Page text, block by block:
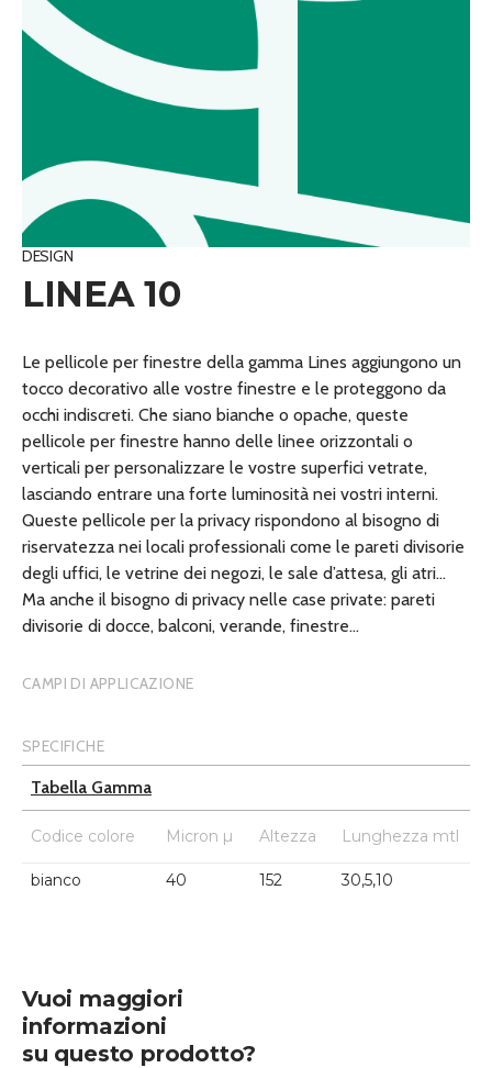
DESIGN
LINEA 10
Le pellicole per finestre della gamma Lines aggiungono un
tocco decorativo alle vostre finestre e le proteggono da
occhi indiscreti. Che siano bianche o opache, queste
pellicole per finestre hanno delle linee orizzontali o
verticali per personalizzare le vostre superfici vetrate,
lasciando entrare una forte luminosità nei vostri interni.
Queste pellicole per la privacy rispondono al bisogno di
riservatezza nei locali professionali come le pareti divisorie
degli uffici, le vetrine dei negozi, le sale d’attesa, gli atri…
Ma anche il bisogno di privacy nelle case private: pareti
divisorie di docce, balconi, verande, finestre…
CAMPI DI APPLICAZIONE
SPECIFICHE
Tabella Gamma
Codice colore Micron µ Altezza Lunghezza mtl
bianco 40 152 30,5,10
Vuoi maggiori
informazioni
su questo prodotto?